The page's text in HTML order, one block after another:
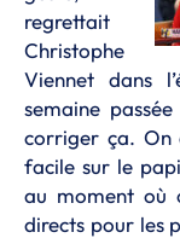
regrettait
Christophe
Viennet dans
semaine
corriger ça. On
facile sur le
au moment où
directs pour les